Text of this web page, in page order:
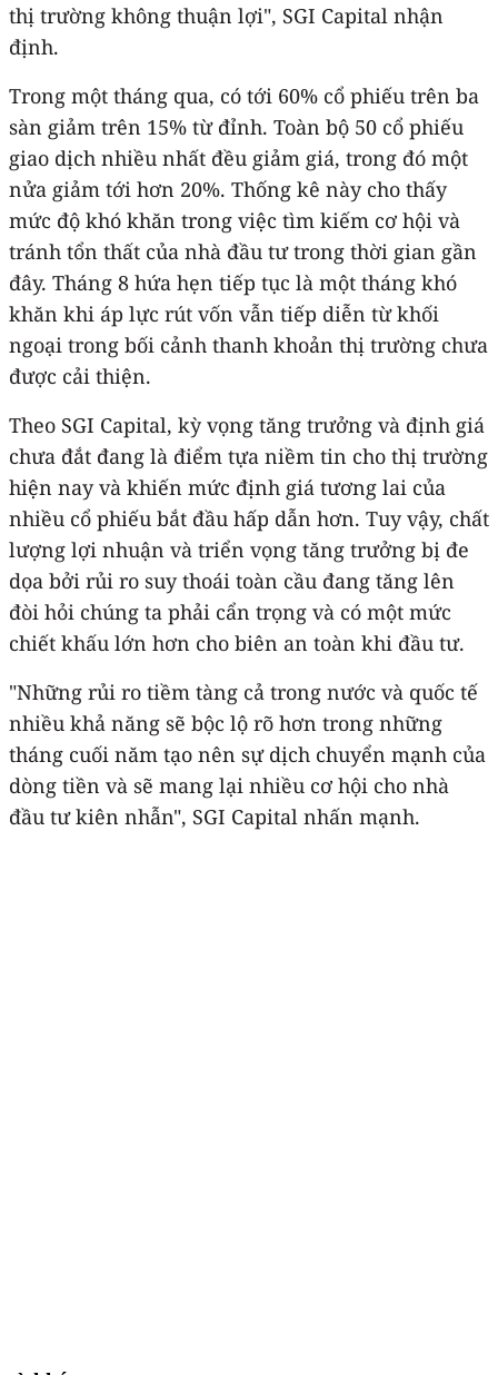
thị trường không thuận lợi", SGI Capital nhận
định.
Trong một tháng qua, có tới 60% cổ phiếu trên ba
sàn giảm trên 15% từ đỉnh. Toàn bộ 50 cổ phiếu
giao dịch nhiều nhất đều giảm giá, trong đó một
nửa giảm tới hơn 20%. Thống kê này cho thấy
mức độ khó khăn trong việc tìm kiếm cơ hội và
tránh tổn thất của nhà đầu tư trong thời gian gần
đây. Tháng 8 hứa hẹn tiếp tục là một tháng khó
khăn khi áp lực rút vốn vẫn tiếp diễn từ khối
ngoại trong bối cảnh thanh khoản thị trường chưa
được cải thiện.
Theo SGI Capital, kỳ vọng tăng trưởng và định giá
chưa đắt đang là điểm tựa niềm tin cho thị trường
hiện nay và khiến mức định giá tương lai của
nhiều cổ phiếu bắt đầu hấp dẫn hơn. Tuy vậy, chất
lượng lợi nhuận và triển vọng tăng trưởng bị đe
dọa bởi rủi ro suy thoái toàn cầu đang tăng lên
đòi hỏi chúng ta phải cẩn trọng và có một mức
chiết khấu lớn hơn cho biên an toàn khi đầu tư.
"Những rủi ro tiềm tàng cả trong nước và quốc tế
nhiều khả năng sẽ bộc lộ rõ hơn trong những
tháng cuối năm tạo nên sự dịch chuyển mạnh của
dòng tiền và sẽ mang lại nhiều cơ hội cho nhà
đầu tư kiên nhẫn", SGI Capital nhấn mạnh.